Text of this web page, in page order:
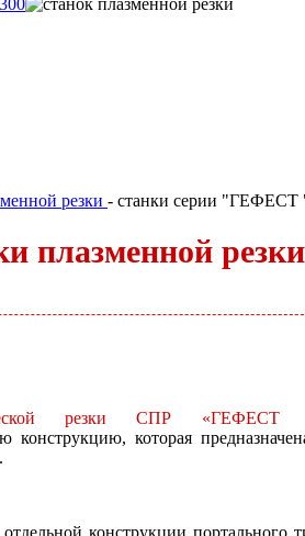
резки - станки серии "ГЕФЕСТ
плазменной
резки СПР «ГЕФЕСТ
конструкцию, которая